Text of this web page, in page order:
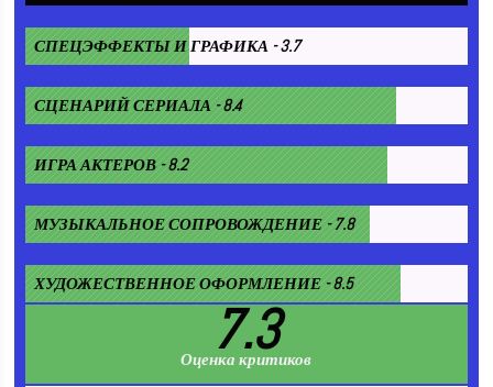
СПЕЦЭФФЕКТЫ И ГРАФИКА - 3.7
СЦЕНАРИЙ СЕРИАЛА - 8.4
ИГРА АКТЕРОВ - 8.2
МУЗЫКАЛЬНОЕ СОПРОВОЖДЕНИЕ - 7.8
ХУДОЖЕСТВЕННОЕ ОФОРМЛЕНИЕ - 8.5
7.3
Оценка критиков